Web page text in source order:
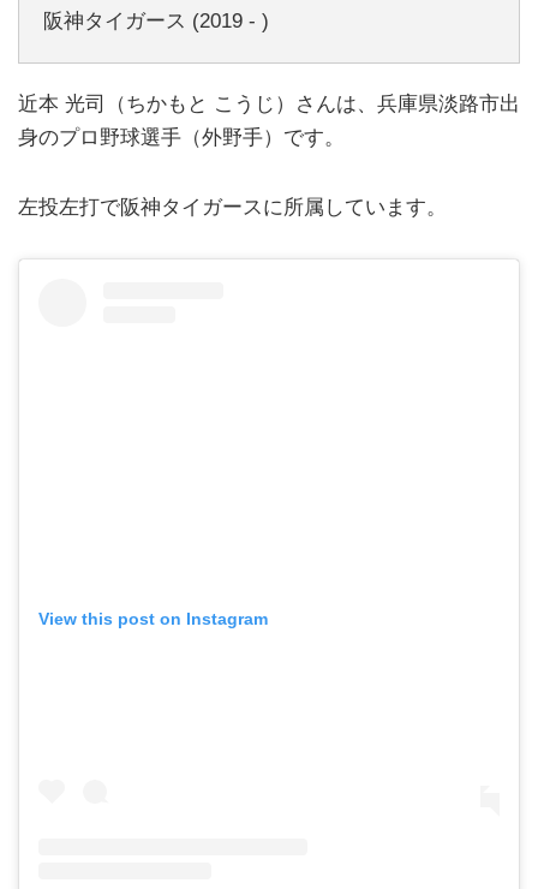
阪神タイガース (2019 - )
近本 光司（ちかもと こうじ）さんは、兵庫県淡路市出
身のプロ野球選手（外野手）です。
左投左打で阪神タイガースに所属しています。
View this post on Instagram